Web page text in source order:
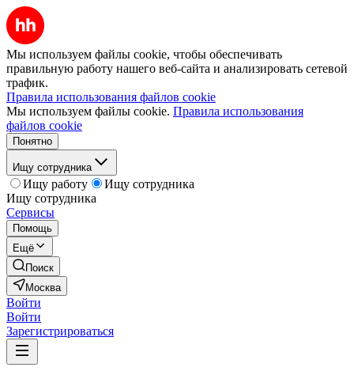
Мы используем файлы cookie, чтобы обеспечивать
правильную работу нашего веб-сайта и анализировать сетевой
трафик.
Правила использования файлов cookie
Мы используем файлы cookie. Правила использования
файлов cookie
Понятно
Ищу сотрудника
Ищу работу
Ищу сотрудника
Ищу сотрудника
Сервисы
Помощь
Ещё
Поиск
Москва
Войти
Войти
Зарегистрироваться